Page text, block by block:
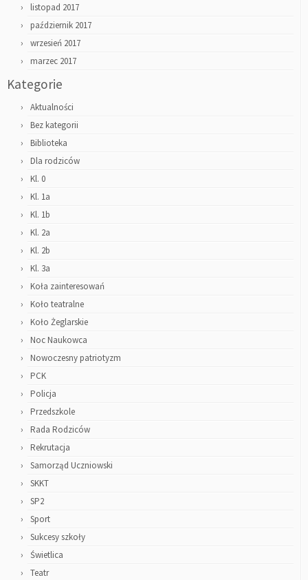
listopad 2017
październik 2017
wrzesień 2017
marzec 2017
Kategorie
Aktualności
Bez kategorii
Biblioteka
Dla rodziców
Kl. 0
Kl. 1a
Kl. 1b
Kl. 2a
Kl. 2b
Kl. 3a
Koła zainteresowań
Koło teatralne
Koło Żeglarskie
Noc Naukowca
Nowoczesny patriotyzm
PCK
Policja
Przedszkole
Rada Rodziców
Rekrutacja
Samorząd Uczniowski
SKKT
SP2
Sport
Sukcesy szkoły
Świetlica
Teatr